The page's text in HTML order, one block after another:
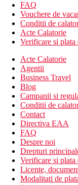
FAQ
Vouchere de
Conditii de
Acte Calatorie
Verificare si plata
Acte Calatorie
Agentii
Business Travel
Blog
Campanii si
Conditii de
Contact
Directiva EAA
FAQ
Despre noi
Drepturi
Verificare si plata
Licente,
Modalitati de